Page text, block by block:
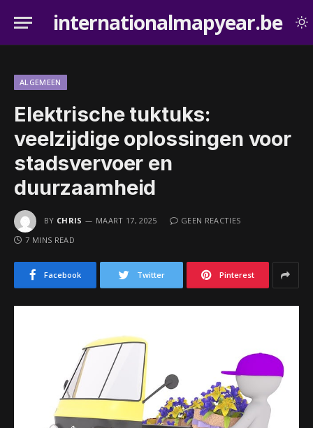
internationalmapyear.be
ALGEMEEN
Elektrische tuktuks:
veelzijdige oplossingen voor
stadsvervoer en
duurzaamheid
BY CHRIS MAART 17, 2025
GEEN REACTIES
7 MINS READ
Facebook Twitter Pinterest